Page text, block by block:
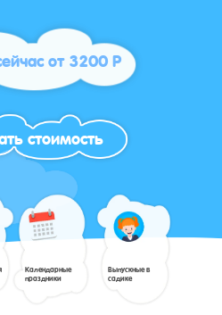
от 3200 Р
стоимость
Календарные
праздники
Выпускные в
садике